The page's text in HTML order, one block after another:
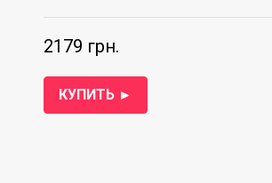
КУПИТЬ ►
2179 грн.